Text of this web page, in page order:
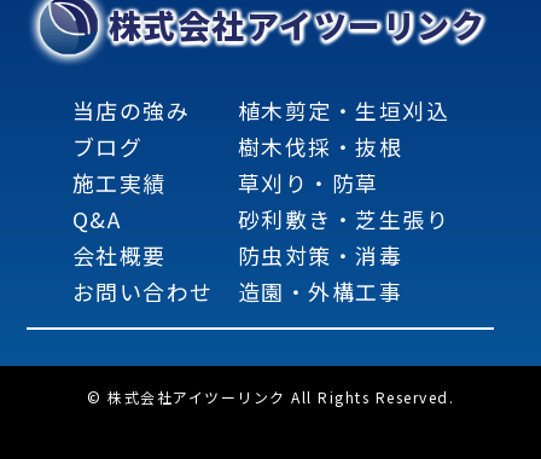
株式会社アイツーリンク
当店の強み
ブログ
施工実績
Q&A
会社概要
お問い合わせ
植木剪定・生垣刈込
樹木伐採・抜根
草刈り・防草
砂利敷き・芝生張り
防虫対策・消毒
造園・外構工事
© 株式会社アイツーリンク All Rights Reserved.